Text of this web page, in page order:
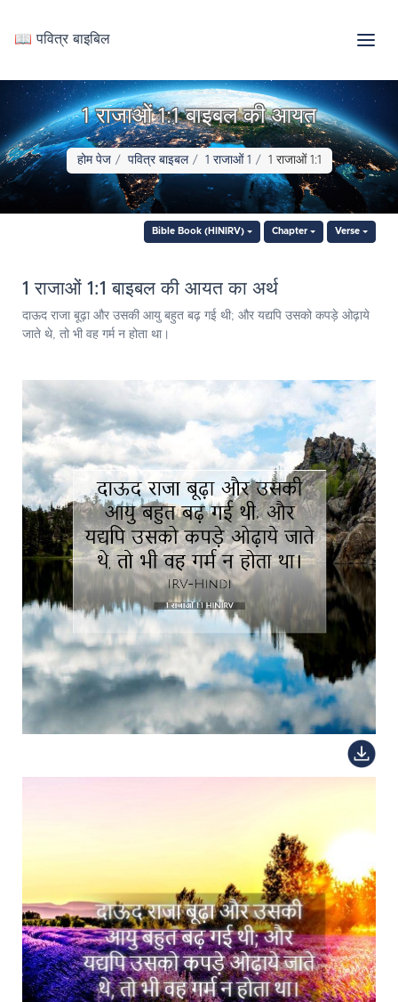
📖 पवित्र बाइबिल
1 राजाओं 1:1 बाइबल की आयत
होम पेज पवित्र बाइबल 1 राजाओं 1 1 राजाओं 1:1
Bible Book (HINIRV) Chapter Verse
1 राजाओं 1:1 बाइबल की आयत का अर्थ
दाऊद राजा बूढ़ा और उसकी आयु बहुत बढ़ गई थी; और यद्यपि उसको कपड़े ओढ़ाये
जाते थे, तो भी वह गर्म न होता था।